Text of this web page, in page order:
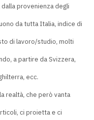
provenienza degli
da tutta Italia, indice di
di lavoro/studio, molti
a partire da Svizzera,
ecc.
realtà, che però vanta
ci proietta e ci